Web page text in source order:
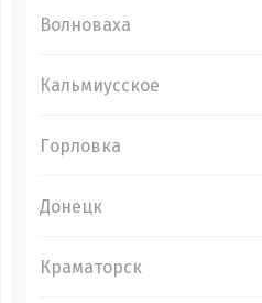
Волноваха
Кальмиусское
Горловка
Донецк
Краматорск